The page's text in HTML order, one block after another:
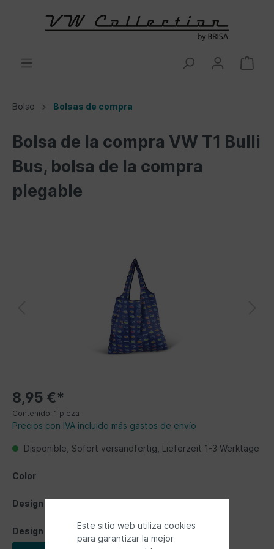
Bolso Bolsas de compra
Bolsa de la compra VW T1 Bulli
Bus, bolsa de la compra
plegable
8,95 €*
Contenido: 1 pieza
Precios con IVA incluido más gastos de envío
Disponible, Sofort versandfertig, Lieferzeit 1-3 Werktage
Color
Design
Design
Este sitio web utiliza cookies
para garantizar la mejor